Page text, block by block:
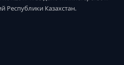
Казахстан.